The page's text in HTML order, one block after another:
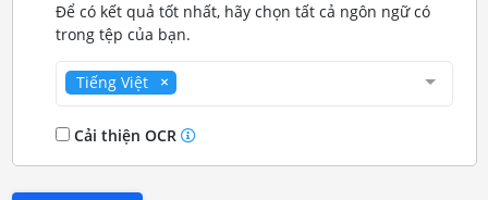
Để có kết quả tốt nhất, hãy chọn tất cả ngôn ngữ có
trong tệp của bạn.
Tiếng Việt
Cải thiện OCR